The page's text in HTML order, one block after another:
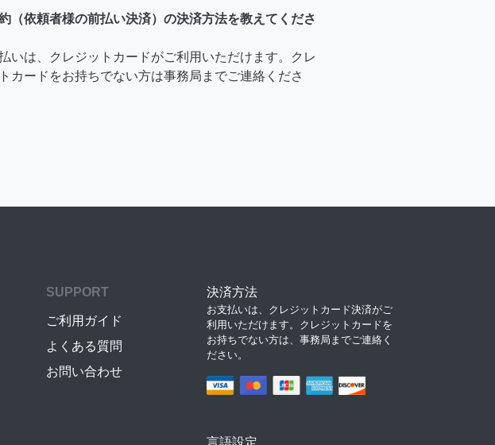
（依頼者様の前払い決済）の決済方法を教えてくださ
いは、クレジットカードがご利用いただけます。クレ
カードをお持ちでない方は事務局までご連絡くださ
SUPPORT
ご利用ガイド
よくある質問
お問い合わせ
決済方法
お支払いは、クレジットカード決済がご
利用いただけます。クレジットカードを
お持ちでない方は、事務局までご連絡く
ださい。
言語設定